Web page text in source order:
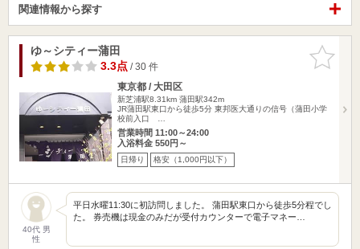
関連情報から探す
お気に入
りに追加
ゆ～シティー蒲田
3.3点/ 30 件
東京都 / 大田区
新芝浦駅8.31km 蒲田駅342m
JR蒲田駅東口から徒歩5分 東邦医大通りの信号（蒲田小学
校前入口 …
営業時間 11:00～24:00
入浴料金 550円～
日帰り 格安（1,000円以下）
40代 男
性
平日水曜11:30に初訪問しました。 蒲田駅東口から徒歩5分程でし
た。 券売機は現金のみだが受付カウンターで電子マネー…